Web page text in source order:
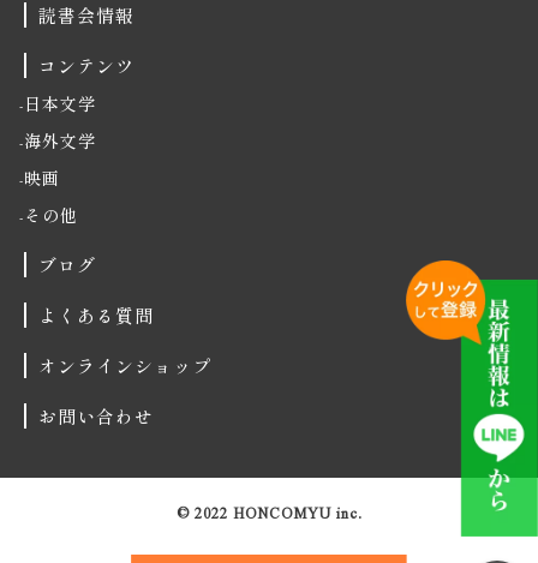
読書会情報
コンテンツ
日本文学
海外文学
映画
その他
ブログ
よくある質問
オンラインショップ
お問い合わせ
© 2022 HONCOMYU inc.